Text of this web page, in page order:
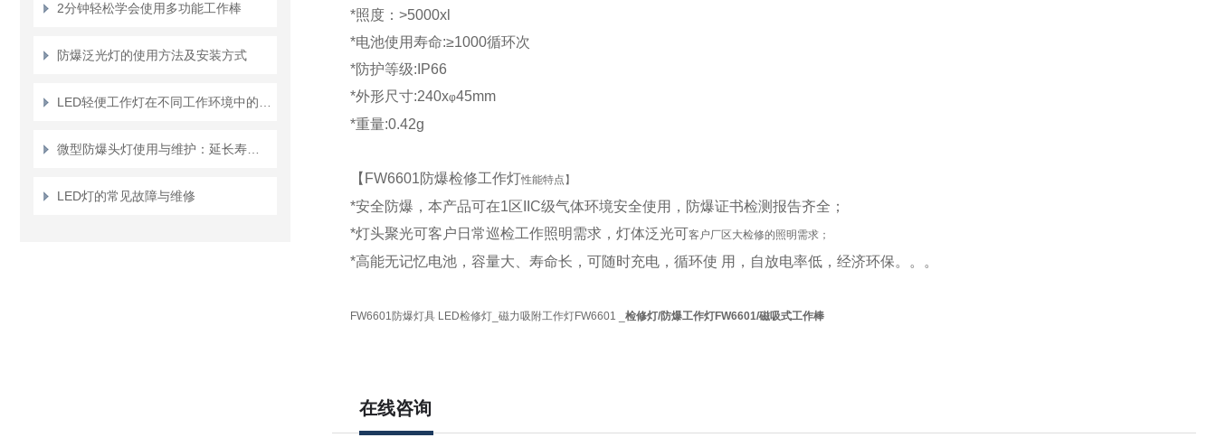
2分钟轻松学会使用多功能工作棒
防爆泛光灯的使用方法及安装方式
LED灯的常见故障与维修
*照度： >5000xl
*电池使用寿命:≥1000循环次
*防护等级:IP66
*外形尺寸:240xφ45mm
*重量:0.42g
【FW6601防爆检修工作灯性能特点】
*安全防爆，本产品可在1区 IIC级气体环境安全使用，防爆证书检测报告齐全；
*灯头聚光可客户日常巡检工作照明需求，灯体泛光可客户厂区大检修的照明需求；
*高能无记忆电池，容量大、寿命长，可随时充电，循环使 用，自放电率低，经济环保。。。
FW6601防爆灯具 LED检修灯_磁力吸附工作灯FW6601 _ 检修灯/防爆工作灯FW6601/磁吸式工作棒
在线咨询